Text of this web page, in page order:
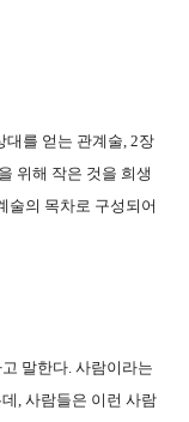
대를 얻는 관계술, 2장
위해 작은 것을 희생
술의 목차로 구성되어
말한다. 사람이라는
, 사람들은 이런 사람